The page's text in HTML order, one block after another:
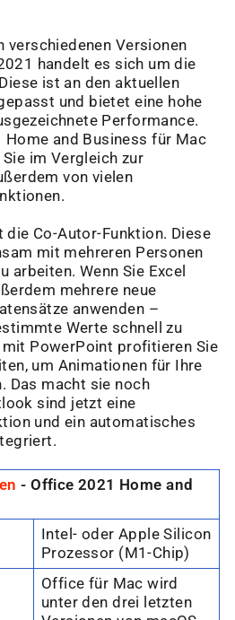
Versionen
handelt es sich um die
ist an den aktuellen
und bietet eine hohe
Performance.
Home and Business für Mac
im Vergleich zur
von vielen
die Co-Autor-Funktion. Diese
mit mehreren Personen
arbeiten. Wenn Sie Excel
mehrere neue
anwenden –
Werte schnell zu
PowerPoint profitieren Sie
um Animationen für Ihre
Das macht sie noch
sind jetzt eine
und ein automatisches
- Office 2021 Home and
Intel- oder Apple Silicon
Prozessor (M1-Chip)
Office für Mac wird
unter den drei letzten